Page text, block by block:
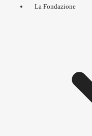
La Fondazione